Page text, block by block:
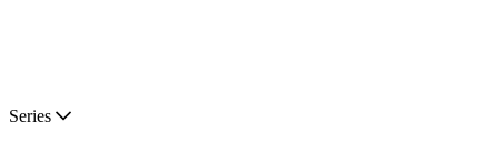
Series